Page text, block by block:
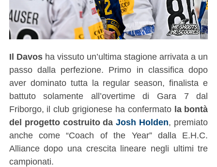
Il Davosha vissuto un’ultima stagione arrivata a un
passo dalla perfezione. Primo in classifica dopo
aver dominato tutta la regular season, finalista e
battuto solamente all’overtime di Gara 7 dal
Friborgo, il club grigionese ha confermato la bontà
del progetto costruito daJosh Holden, premiato
anche come “Coach of the Year” dalla E.H.C.
Alliance dopo una crescita lineare negli ultimi tre
campionati.